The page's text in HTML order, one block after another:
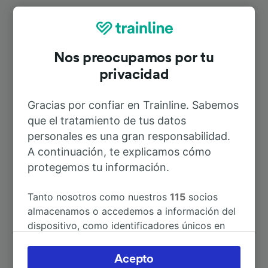
Rutas más populares desde Neustadt
A Berlin Hbf
A Berlín 44min
A Berlin-Spandau 44min
A Bad Kleinen 1h 45min
Nos preocupamos por tu
privacidad
Gracias por confiar en Trainline. Sabemos
que el tratamiento de tus datos
personales es una gran responsabilidad.
A continuación, te explicamos cómo
protegemos tu información.
Tanto nosotros como nuestros115 socios
almacenamos o accedemos a información del
dispositivo, como identificadores únicos en
Puedes aceptar o administrar tus preferencias
Acepto